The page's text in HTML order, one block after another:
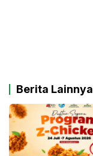
Berita Lainnya